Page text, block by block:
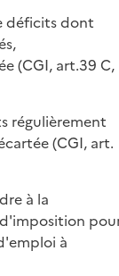
déficits dont
(CGI, art.39 C,
régulièrement
(CGI, art.
à la
à